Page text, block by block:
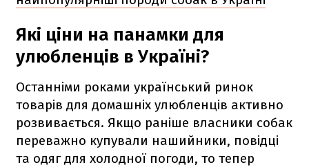
Які ціни на панамки для
улюбленців в Україні?
Останніми роками український ринок
товарів для домашніх улюбленців активно
розвивається. Якщо раніше власники собак
переважно купували нашийники, повідці
та одяг для холодної погоди, то тепер